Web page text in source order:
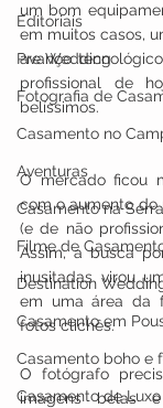
Editoriais
Pre Wedding
Fotografia de
Casamento no
Aventuras
Casamento na Serra
Filme de
Destination
Casamento em
Casamento boho e
Casamento de Luxo
um bom
em muitos casos,
avanço
profissional de
belíssimos.
O mercado ficou
com o aumento do
(e de não
Assim, a busca
inusitadas virou
em uma área da
fotos clichês.
O fotógrafo
imagens belas